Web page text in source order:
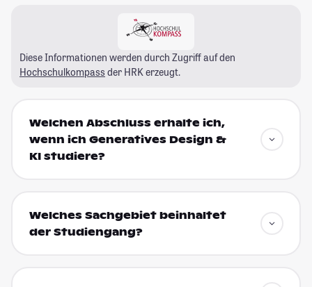
Diese Informationen werden durch Zugriff auf den
Hochschulkompass der HRK erzeugt.
Welchen Abschluss erhalte ich,
wenn ich Generatives Design &
KI studiere?
Welches Sachgebiet beinhaltet
der Studiengang?